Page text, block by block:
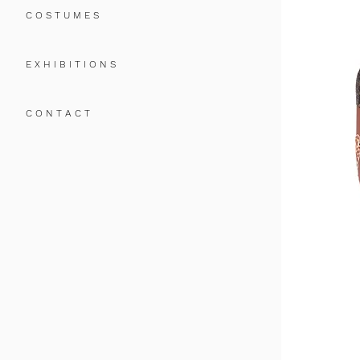
C O S T U M E S
E X H I B I T I O N S
C O N T A C T